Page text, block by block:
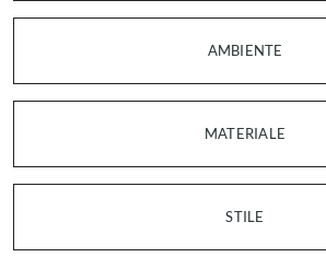
AMBIENTE
MATERIALE
STILE